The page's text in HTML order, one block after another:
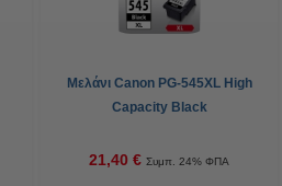
Μελάνι Canon PG-545XL High
Capacity Black
21,40 € Συμπ. 24% ΦΠΑ